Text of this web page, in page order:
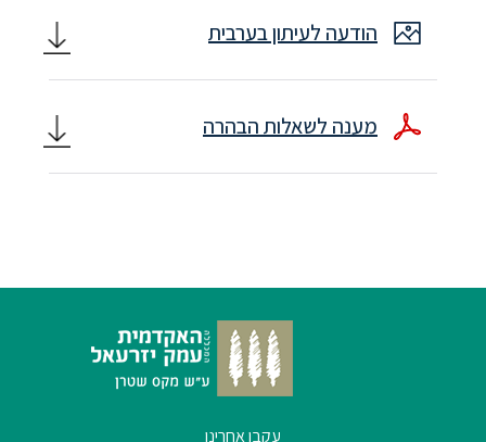
תואר
המרכז
לימודי
הודעה לעיתון בערבית
מענה לשאלות הבהרה
עקבו אחרינו